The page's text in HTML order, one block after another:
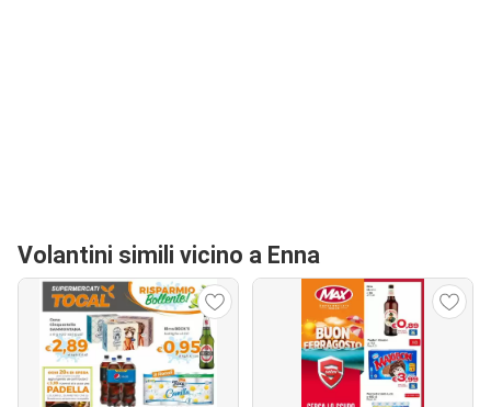
Volantini simili vicino a Enna